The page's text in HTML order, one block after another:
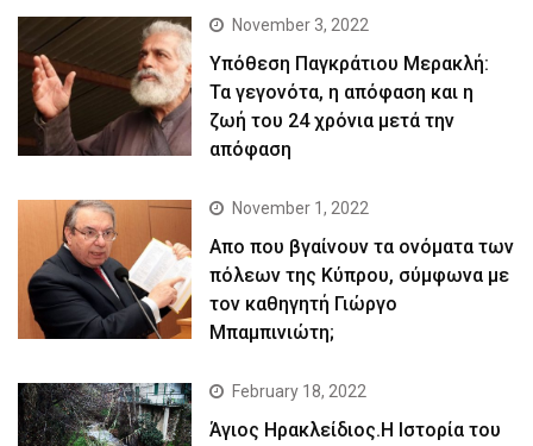
November 3, 2022
Yπόθεση Παγκράτιου Μερακλή:
Τα γεγονότα, η απόφαση και η
ζωή του 24 χρόνια μετά την
απόφαση
November 1, 2022
Απο που βγαίνουν τα ονόματα των
πόλεων της Κύπρου, σύμφωνα με
τον καθηγητή Γιώργο
Μπαμπινιώτη;
February 18, 2022
Άγιος Ηρακλείδιος.Η Ιστορία του